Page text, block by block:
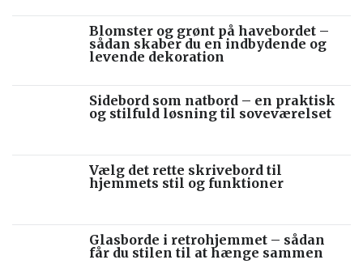
Blomster og grønt på havebordet –
sådan skaber du en indbydende og
levende dekoration
Sidebord som natbord – en praktisk
og stilfuld løsning til soveværelset
Vælg det rette skrivebord til
hjemmets stil og funktioner
Glasborde i retrohjemmet – sådan
får du stilen til at hænge sammen